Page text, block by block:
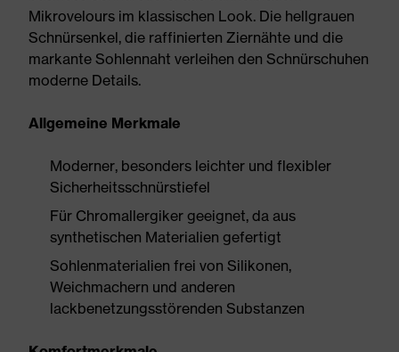
Mikrovelours im klassischen Look. Die hellgrauen
Schnürsenkel, die raffinierten Ziernähte und die
markante Sohlennaht verleihen den Schnürschuhen
moderne Details.
Allgemeine Merkmale
Moderner, besonders leichter und flexibler
Sicherheitsschnürstiefel
Für Chromallergiker geeignet, da aus
synthetischen Materialien gefertigt
Sohlenmaterialien frei von Silikonen,
Weichmachern und anderen
lackbenetzungsstörenden Substanzen